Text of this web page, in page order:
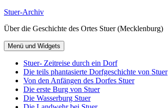
Zum
springen
Stuer-Archiv
Über die Geschichte des Ortes Stuer (Mecklenburg)
Menü und Widgets
Stuer- Zeitreise durch ein Dorf
Die teils phantasierte Dorfgeschichte von Stuer
Von den Anfängen des Dorfes Stuer
Die erste Burg von Stuer
Die Wasserburg Stuer